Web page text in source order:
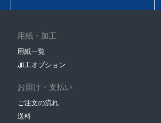
用紙・加工
用紙一覧
加工オプション
お届け・支払い
ご注文の流れ
送料